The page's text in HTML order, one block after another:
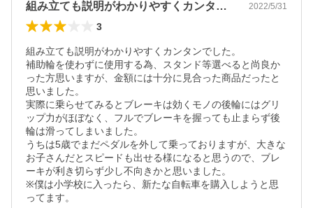
組み立ても説明がわかりやすくカンタンで… 2022/5/31
3
組み立ても説明がわかりやすくカンタンでした。
補助輪を使わずに使用する為、スタンド等選べると尚良か
った方思いますが、金額には十分に見合った商品だったと
思いました。
実際に乗らせてみるとブレーキは効くモノの後輪にはグリ
ップ力がほぼなく、フルでブレーキを握っても止まらず後
輪は滑ってしまいました。
うちは5歳でまだペダルを外して乗っておりますが、大きな
お子さんだとスピードも出せる様になると思うので、ブレ
ーキが利き切らず少し不向きかと思いました。
※僕は小学校に入ったら、新たな自転車を購入しようと思
ってます。